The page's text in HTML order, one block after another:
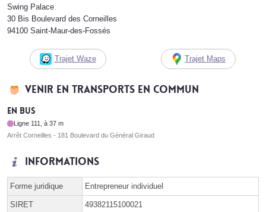
Swing Palace
30 Bis Boulevard des Corneilles
94100 Saint-Maur-des-Fossés
Trajet Waze Trajet Maps
Venir en transports en commun
En bus
Ligne 111, à 37 m
Arrêt Corneilles - 181 Boulevard du Général Giraud
Informations
Forme juridique Entrepreneur individuel
SIRET 49382115100021